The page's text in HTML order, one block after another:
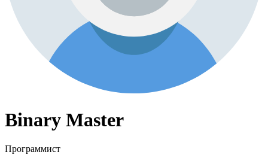
Binary Master
Программист